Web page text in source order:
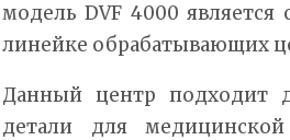
модель DVF 4000
линейке обрабатывающих
Данный центр подходит
детали для